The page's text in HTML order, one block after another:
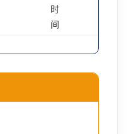
时
间